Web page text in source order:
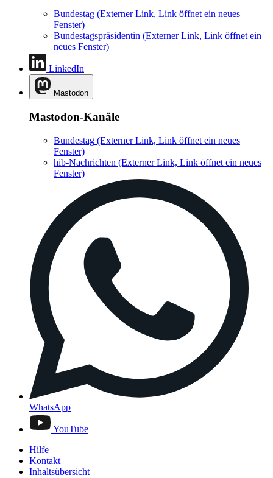
Bundestag (Externer Link, Link öffnet ein neues
Fenster)
Bundestagspräsidentin (Externer Link, Link öffnet ein
neues Fenster)
LinkedIn
Mastodon
Mastodon-Kanäle
Bundestag (Externer Link, Link öffnet ein neues
Fenster)
hib-Nachrichten (Externer Link, Link öffnet ein neues
Fenster)
WhatsApp
YouTube
Hilfe
Kontakt
Inhaltsübersicht